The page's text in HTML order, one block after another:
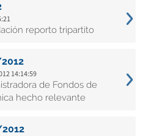
reporto tripartito
14:14:59
de Fondos de
hecho relevante